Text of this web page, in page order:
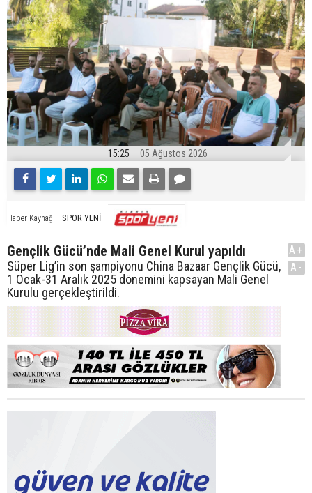
15:25 05 Ağustos 2026
Haber Kaynağı SPOR YENİ
Gençlik Gücü’nde Mali Genel Kurul yapıldı
Süper Lig’in son şampiyonu China Bazaar Gençlik Gücü,
1 Ocak-31 Aralık 2025 dönemini kapsayan Mali Genel
Kurulu gerçekleştirildi.
A+
A-